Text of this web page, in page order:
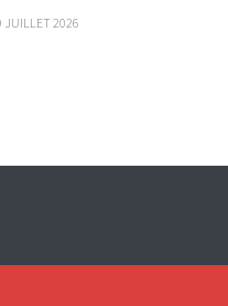
JUILLET 2026